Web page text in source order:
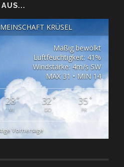
KRÜSEL
Mäßig bewölkt
Luftfeuchtigkeit: 41%
Windstärke: 4m/s SW
MAX 31 • MIN 14
28°
MI
32°
DO
35°
FR
Vorhersage